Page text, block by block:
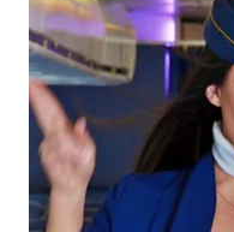
WN
SAMOSIR
WN
PADANG
LAWAS